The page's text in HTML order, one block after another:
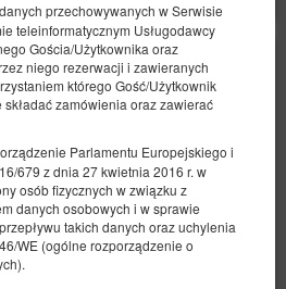
przechowywanych w Serwisie
teleinformatycznym Usługodawcy
Gościa/Użytkownika oraz
niego rezerwacji i zawieranych
którego Gość/Użytkownik
składać zamówienia oraz zawierać
Parlamentu Europejskiego i
679 z dnia 27 kwietnia 2016 r. w
osób fizycznych w związku z
danych osobowych i w sprawie
takich danych oraz uchylenia
WE (ogólne rozporządzenie o